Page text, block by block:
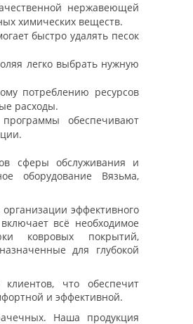
нержавеющей
химических веществ.
быстро удалять песок
легко выбрать нужную
потреблению ресурсов
расходы.
обеспечивают
сферы обслуживания и
оборудование Вязьма,
эффективного
всё необходимое
ковровых покрытий,
для глубокой
что обеспечит
и эффективной.
. Наша продукция